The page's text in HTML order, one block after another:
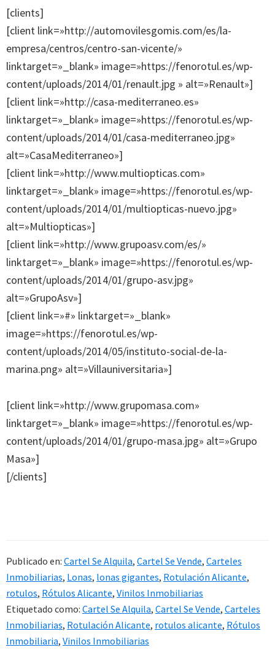
[clients]
[client link=»http://automovilesgomis.com/es/la-
empresa/centros/centro-san-vicente/»
linktarget=»_blank» image=»https://fenorotul.es/wp-
content/uploads/2014/01/renault.jpg » alt=»Renault»]
[client link=»http://casa-mediterraneo.es»
linktarget=»_blank» image=»https://fenorotul.es/wp-
content/uploads/2014/01/casa-mediterraneo.jpg»
alt=»CasaMediterraneo»]
[client link=»http://www.multiopticas.com»
linktarget=»_blank» image=»https://fenorotul.es/wp-
content/uploads/2014/01/multiopticas-nuevo.jpg»
alt=»Multiopticas»]
[client link=»http://www.grupoasv.com/es/»
linktarget=»_blank» image=»https://fenorotul.es/wp-
content/uploads/2014/01/grupo-asv.jpg»
alt=»GrupoAsv»]
[client link=»#» linktarget=»_blank»
image=»https://fenorotul.es/wp-
content/uploads/2014/05/instituto-social-de-la-
marina.png» alt=»Villauniversitaria»]
[client link=»http://www.grupomasa.com»
linktarget=»_blank» image=»https://fenorotul.es/wp-
content/uploads/2014/01/grupo-masa.jpg» alt=»Grupo
Masa»]
[/clients]
Publicado en: Cartel Se Alquila, Cartel Se Vende, Carteles
Inmobiliarias, Lonas, lonas gigantes, Rotulación Alicante,
rotulos, Rótulos Alicante, Vinilos Inmobiliarias
Etiquetado como: Cartel Se Alquila, Cartel Se Vende, Carteles
Inmobiliarias, Rotulación Alicante, rotulos alicante, Rótulos
Inmobiliaria, Vinilos Inmobiliarias